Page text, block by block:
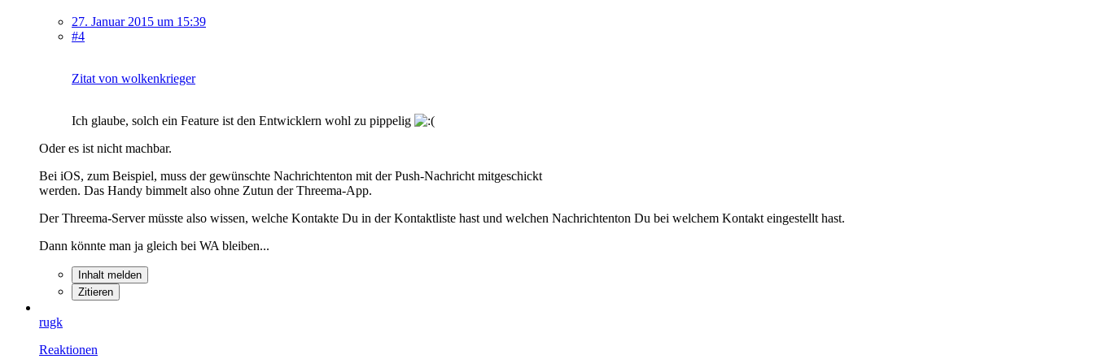
27. Januar 2015 um 15:39
#4
Zitat von wolkenkrieger
Ich glaube, solch ein Feature ist den Entwicklern wohl zu pippelig
Oder es ist nicht machbar.
Bei iOS, zum Beispiel, muss der gewünschte Nachrichtenton mit der Push-Nachricht mitgeschickt
werden. Das Handy bimmelt also ohne Zutun der Threema-App.
Der Threema-Server müsste also wissen, welche Kontakte Du in der Kontaktliste hast und welchen Nachrichtenton Du bei welchem Kontakt eingestellt hast.
Dann könnte man ja gleich bei WA bleiben...
Inhalt melden
Zitieren
rugk
Reaktionen